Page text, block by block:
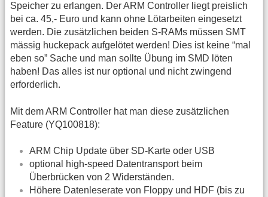
Speicher zu erlangen. Der ARM Controller liegt preislich
bei ca. 45,- Euro und kann ohne Lötarbeiten eingesetzt
werden. Die zusätzlichen beiden S-RAMs müssen SMT
mässig huckepack aufgelötet werden! Dies ist keine “mal
eben so” Sache und man sollte Übung im SMD löten
haben! Das alles ist nur optional und nicht zwingend
erforderlich.
Mit dem ARM Controller hat man diese zusätzlichen
Feature (YQ100818):
ARM Chip Update über SD-Karte oder USB
optional high-speed Datentransport beim
Überbrücken von 2 Widerständen.
Höhere Datenleserate von Floppy und HDF (bis zu